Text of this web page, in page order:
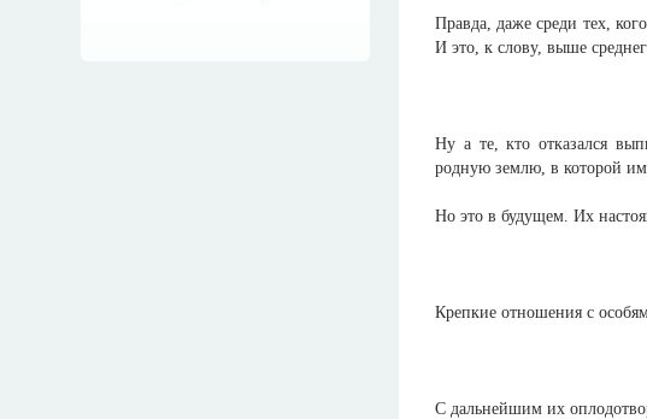
Правда, даже среди тех,
И это, к слову, выше
Ну а те, кто отказался
родную землю, в которой им
Но это в будущем. Их
Крепкие отношения с
С дальнейшим их